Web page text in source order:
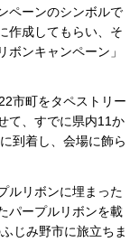
ペーンのシンボルで
作成してもらい、そ
ンキャンペーン」
市町をタペストリー
て、すでに県内11か
到着し、会場に飾ら
ルリボンに埋まった
パープルリボンを載
じみ野市に旅立ちま